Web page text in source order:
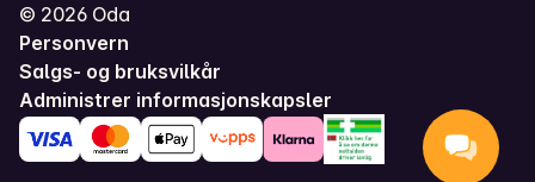
© 2026 Oda
Personvern
Salgs- og bruksvilkår
Administrer informasjonskapsler